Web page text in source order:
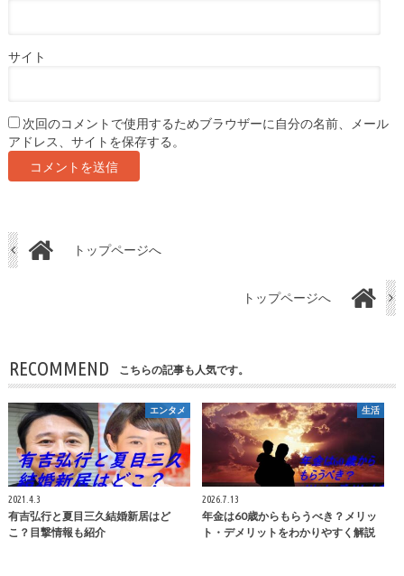
サイト
次回のコメントで使用するためブラウザーに自分の名前、メール
アドレス、サイトを保存する。
トップページへ
トップページへ
RECOMMEND こちらの記事も人気です。
エンタメ
2021.4.3
有吉弘行と夏目三久結婚新居はど
こ？目撃情報も紹介
生活
2026.7.13
年金は60歳からもらうべき？メリッ
ト・デメリットをわかりやすく解説